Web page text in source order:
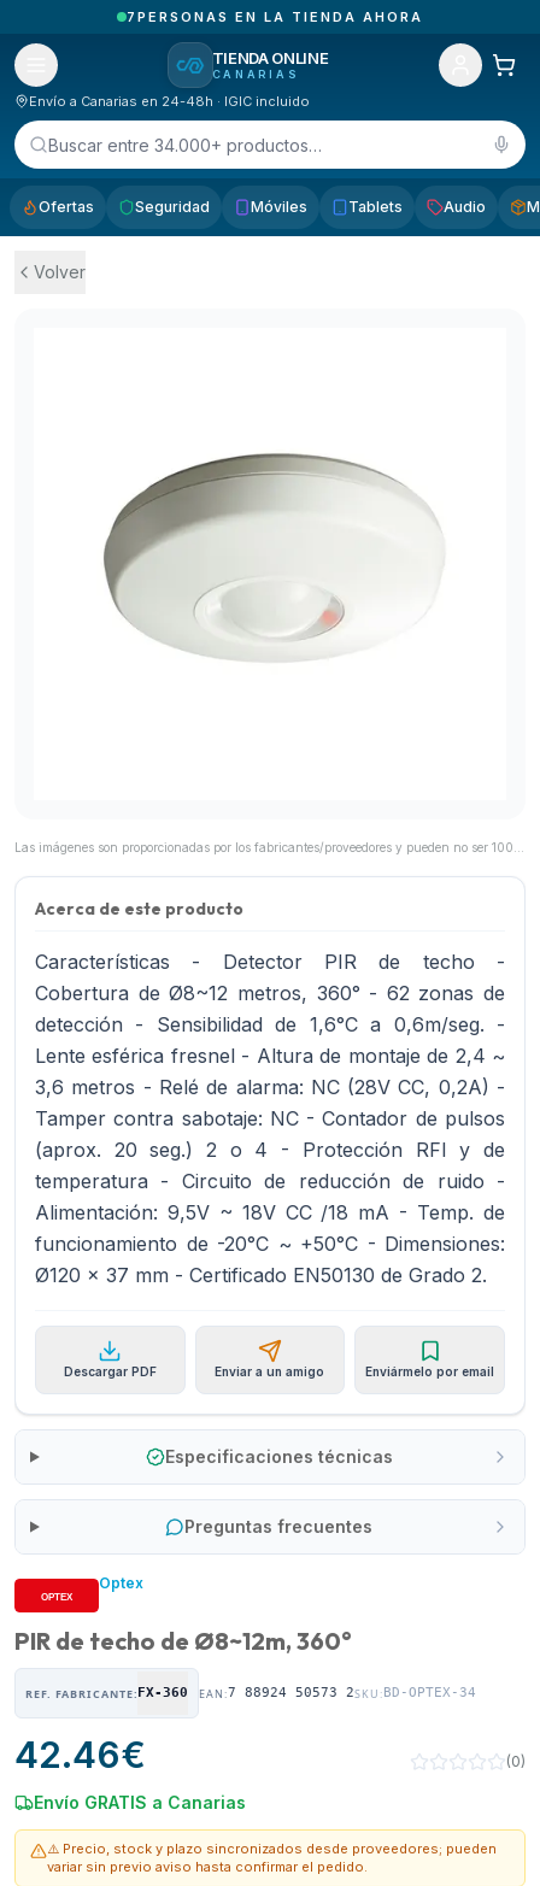
PEDIDOS RECIBIDOS HOY EN CANARIAS
TIENDA ONLINE
CANARIAS
Envío a Canarias en 24-48h · IGIC incluido
Buscar entre 34.000+ productos…
Ofertas Seguridad Móviles Tablets Audio
Volver
Acerca de este producto
Características - Detector PIR de techo -
Cobertura de Ø8~12 metros, 360° - 62 zonas de
detección - Sensibilidad de 1,6°C a 0,6m/seg. -
Lente esférica fresnel - Altura de montaje de 2,4 ~
3,6 metros - Relé de alarma: NC (28V CC, 0,2A) -
Tamper contra sabotaje: NC - Contador de pulsos
(aprox. 20 seg.) 2 o 4 - Protección RFI y de
temperatura - Circuito de reducción de ruido -
Alimentación: 9,5V ~ 18V CC /18 mA - Temp. de
funcionamiento de -20°C ~ +50°C - Dimensiones:
Ø120 x 37 mm - Certificado EN50130 de Grado 2.
Descargar PDF Enviar a un amigo Enviármelo por email
Especificaciones técnicas
Preguntas frecuentes
Optex
PIR de techo de Ø8~12m, 360°
REF. FABRICANTE:FX-360 EAN:7 88924 50573 2SKU:BD-OPTEX-34
42.46€ (0)
Envío GRATIS a Canarias
⚠️ Precio, stock y plazo sincronizados desde proveedores; pueden
variar sin previo aviso hasta confirmar el pedido.